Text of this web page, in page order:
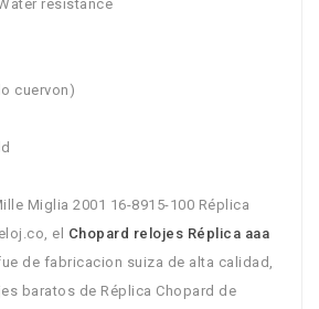
resístance
cuervon)
Miglia 2001 16-8915-100 Réplica
el Chopard relojes Réplica aaa
de fabricacion suiza de alta calidad,
baratos de Réplica Chopard de